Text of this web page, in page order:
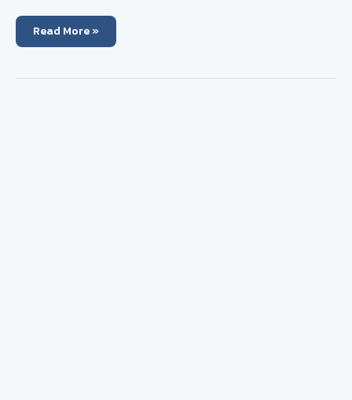
ลง
Google
แต่
Read More »